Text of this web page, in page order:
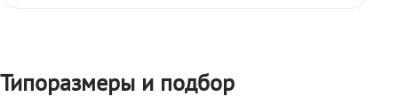
Типоразмеры и подбор